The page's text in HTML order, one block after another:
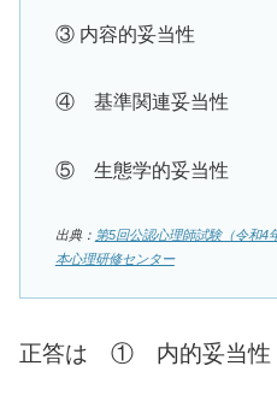
③ 内容的妥当性
④ 基準関連妥当性
⑤ 生態学的妥当性
出典： 第5回公認心理師試験（令和4
本心理研修センター
正答は ① 内的妥当性